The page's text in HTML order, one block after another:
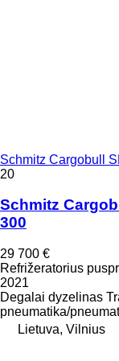
Schmitz Cargobull
20
Schmitz
300
29 700 €
Refrižeratorius
2021
Degalai dyzelinas
pneumatika/
Lietuva, Vilnius